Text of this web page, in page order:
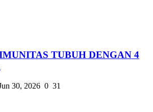
TUBUH DENGAN 4
30, 2026 0 31